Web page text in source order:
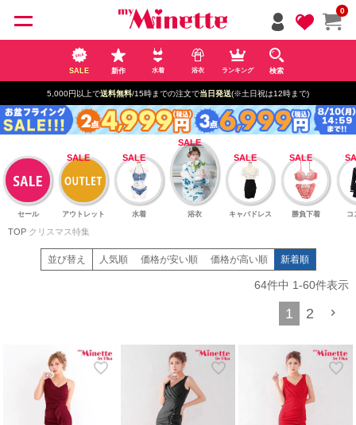
0
SALE 新作 水着 浴衣 ランキング 検索
5,000円以上で送料無料/15時までの注文で当日発送(※土日祝は12時まで)
セール アウトレット 水着 浴衣 キャバドレス 勝負下着 コ
TOP クリスマス特集
並び替え 人気順 価格が安い順 価格が高い順 新着順
64件中 1-60件表示
1 2
ペー
ジト
ップ